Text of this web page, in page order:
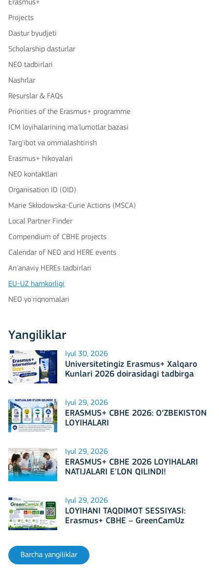
Erasmus+
Projects
Dastur byudjeti
Scholarship dasturlar
NEO tadbirlari
Nashrlar
Resurslar & FAQs
Priorities of the Erasmus+ programme
ICM loyihalarining ma'lumotlar bazasi
Targ'ibot va ommalashtirish
Erasmus+ hikoyalari
NEO kontaktlari
Organisation ID (OID)
Marie Skłodowska-Curie Actions (MSCA)
Local Partner Finder
Compendium of CBHE projects
Calendar of NEO and HERE events
An'anaviy HEREs tadbirlari
EU-UZ hamkorligi
NEO yo'riqnomalari
Yangiliklar
Iyul 30, 2026
Universitetingiz Erasmus+ Xalqaro
Kunlari 2026 doirasidagi tadbirga
Iyul 29, 2026
ERASMUS+ CBHE 2026: O‘ZBEKISTON
LOYIHALARI
Iyul 29, 2026
ERASMUS+ CBHE 2026 LOYIHALARI
NATIJALARI E'LON QILINDI!
Iyul 29, 2026
LOYIHANI TAQDIMOT SESSIYASI:
Erasmus+ CBHE – GreenCamUz
Barcha yangiliklar